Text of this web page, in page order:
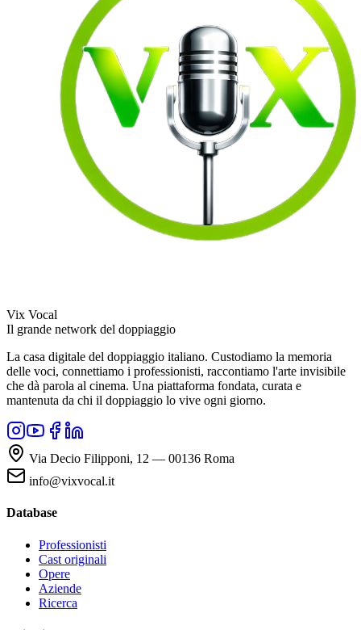
Vix Vocal
Il grande network del doppiaggio
La casa digitale del doppiaggio italiano. Custodiamo la memoria
delle voci, connettiamo i professionisti, raccontiamo l'arte invisibile
che dà parola al cinema. Una piattaforma fondata, curata e
mantenuta da chi il doppiaggio lo vive ogni giorno.
Via Decio Filipponi, 12 — 00136 Roma
info@vixvocal.it
Database
Professionisti
Cast originali
Opere
Aziende
Ricerca